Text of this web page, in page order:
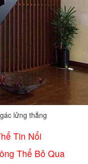
lửng thẳng
Tin Nổi
Thể Bỏ Qua